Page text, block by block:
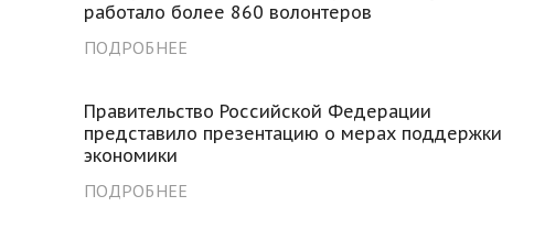
работало более 860 волонтеров
ПОДРОБНЕЕ
Правительство Российской Федерации
представило презентацию о мерах поддержки
экономики
ПОДРОБНЕЕ